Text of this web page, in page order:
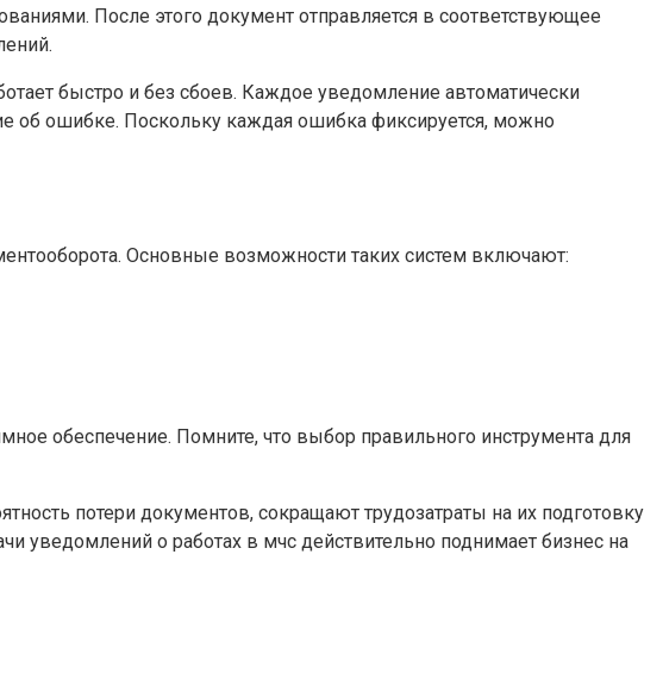
После этого документ отправляется в соответствующее
быстро и без сбоев. Каждое уведомление автоматически
об ошибке. Поскольку каждая ошибка фиксируется, можно
Основные возможности таких систем включают:
обеспечение. Помните, что выбор правильного инструмента для
потери документов, сокращают трудозатраты на их подготовку
уведомлений о работах в мчс действительно поднимает бизнес на